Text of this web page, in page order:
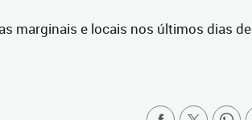
marginais e locais nos últimos dias de